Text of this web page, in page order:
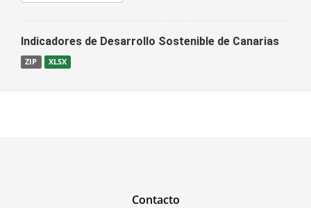
Indicadores de Desarrollo Sostenible de Canarias
ZIP XLSX
Contacto